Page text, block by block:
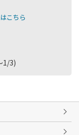
こちら
1/3)